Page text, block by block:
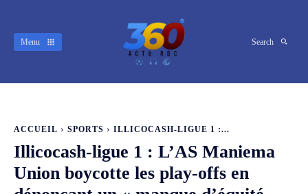
Menu Search
ACCUEIL SPORTS ILLICOCASH-LIGUE 1 :...
Illicocash-ligue 1 : L’AS Maniema
Union boycotte les play-offs en